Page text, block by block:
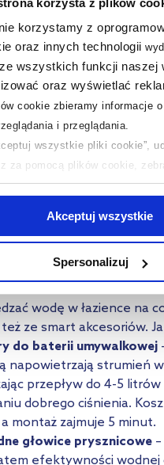
korzystamy z
oraz innych technologii
wszystkich funkcji naszej
oraz wyświetlać
cookie zbieramy informacje
i przeglądania.
wszystkie pliki cookie”,
za pomocą plików cookie,
zewnętrznych, a także nasi
niektóre pliki cookie
treści
więcej informacji na temat
plików cookie”.Jeśli
temat plików cookie i tego,
„Informacje o plikach
Akceptuj wszystkie
Spersonalizuj
Obniżenie poziomu wody
ekonomikę
rozwiązaniem
spłuczkę
flush – zgodne ze
przezParlament
spłukaniu i do 6
starego modelu to
rodzinie nawet
i rozwiązania do
w łazience?
wodę w łazience na
ze smart akcesoriów.
do baterii umywalkowej
napowietrzają strumień
przepływ do 4-5
dobrego ciśnienia.
montaż zajmuje 5 minut.
głowice prysznicowe
efektywności wodnej